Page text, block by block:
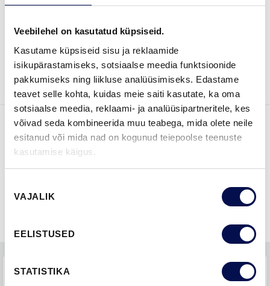
Veebilehel on kasutatud küpsiseid.
Kasutame küpsiseid sisu ja reklaamide
isikupärastamiseks, sotsiaalse meedia funktsioonide
pakkumiseks ning liikluse analüüsimiseks. Edastame
teavet selle kohta, kuidas meie saiti kasutate, ka oma
sotsiaalse meedia, reklaami- ja analüüsipartneritele, kes
võivad seda kombineerida muu teabega, mida olete neile
esitanud või mida nad on kogunud teiepoolse teenuste
kasutamise käigus.
valik
VAJALIK
EELISTUSED
STATISTIKA
VAATA
BROŠÜÜRE
ühendust
FUNKTSIOONID
KKK-D